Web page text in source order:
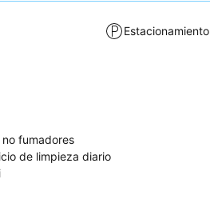
Estacionamiento
no fumadores
de limpieza diario